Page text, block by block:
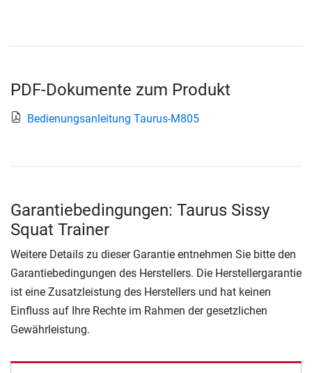
PDF-Dokumente zum Produkt
Bedienungsanleitung Taurus-M805
Garantiebedingungen: Taurus Sissy
Squat Trainer
Weitere Details zu dieser Garantie entnehmen Sie bitte den
Garantiebedingungen des Herstellers. Die Herstellergarantie
ist eine Zusatzleistung des Herstellers und hat keinen
Einfluss auf Ihre Rechte im Rahmen der gesetzlichen
Gewährleistung.